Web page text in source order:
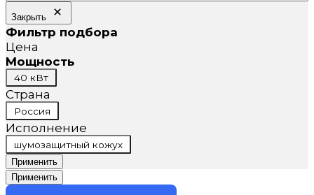
Закрыть
Фильтр подбора
Цена
Мощность
Мощность
40 кВт
Страна
Страна
Россия
Исполнение
Исполнение
шумозащитный кожух
Применить
Применить